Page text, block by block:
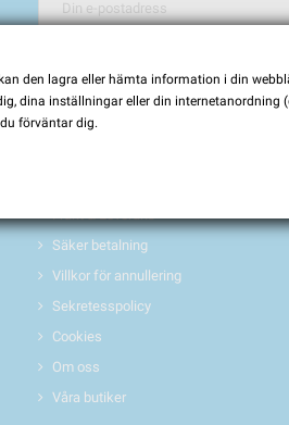
Du kan avbryta prenumerationen när
Jag godkänner villkoren och
Frakt & Leverans
Säker betalning
Villkor för annullering
Sekretesspolicy
Cookies
Om oss
Våra butiker
den lagra eller hämta information i din
dina inställningar eller din
förväntar dig.